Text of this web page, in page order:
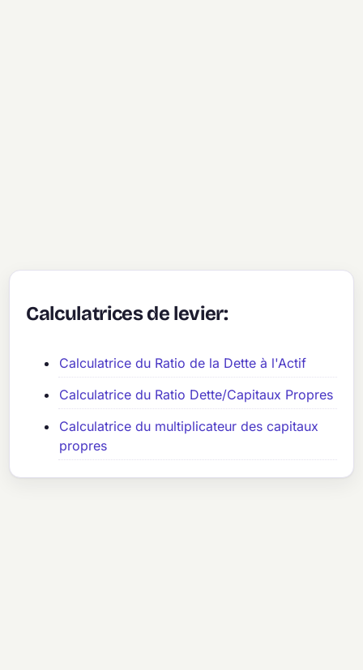
Calculatrices de levier:
Calculatrice du Ratio de la Dette à l'Actif
Calculatrice du Ratio Dette/Capitaux Propres
Calculatrice du multiplicateur des capitaux
propres